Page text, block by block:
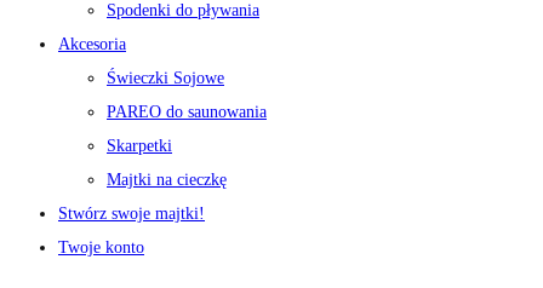
Spodenki do pływania
Akcesoria
Świeczki Sojowe
PAREO do saunowania
Skarpetki
Majtki na cieczkę
Stwórz swoje majtki!
Twoje konto